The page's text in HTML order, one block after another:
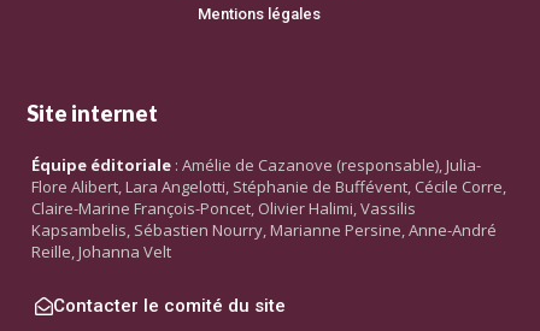
Mentions légales
Site internet
Équipe éditoriale : Amélie de Cazanove (responsable), Julia-
Flore Alibert, Lara Angelotti, Stéphanie de Buffévent, Cécile Corre,
Claire-Marine François-Poncet, Olivier Halimi, Vassilis
Kapsambelis, Sébastien Nourry, Marianne Persine, Anne-André
Reille, Johanna Velt
Contacter le comité du site